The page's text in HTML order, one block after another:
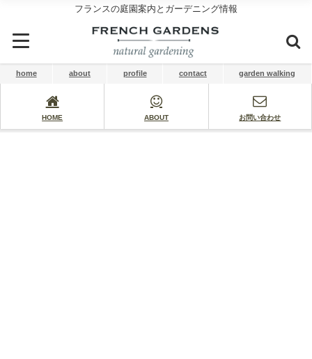
フランスの庭園案内とガーデニング情報
home about profile contact garden walking
HOME ABOUT お問い合わせ